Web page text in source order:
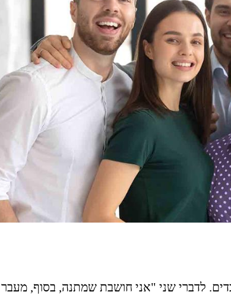
לדברי שני "אני חושבת שמתנה, בסוף, מעבר